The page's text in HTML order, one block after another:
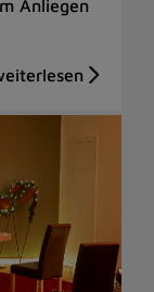
Anliegen